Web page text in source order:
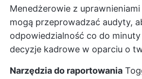
Menedżerowie z
mogą przeprowadzać audyty,
odpowiedzialność co do
decyzje kadrowe w oparciu o
Narzędzia do raportowania